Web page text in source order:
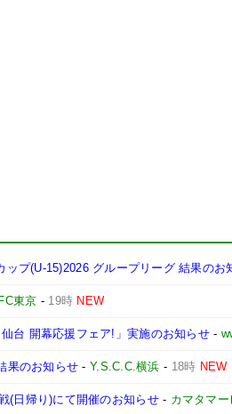
ップ(U-15)2026 グループリーグ 結果のお
FC東京 - 19時 NEW
台 開幕応援フェア!」実施のお知らせ-
果のお知らせ -Y.S.C.C.横浜 - 18時 NEW
(日帰り)にて開催のお知らせ- カマタマー